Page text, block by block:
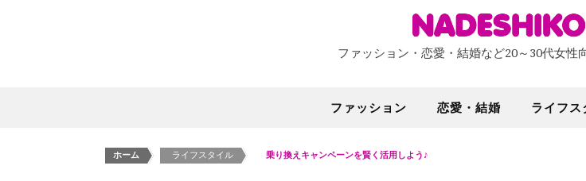
ファッション・恋愛・結婚など20～30代女性
ファッション 恋愛・結婚 ライフス
ホーム > ライフスタイル > 乗り換えキャンペーンを賢く活用しよう♪